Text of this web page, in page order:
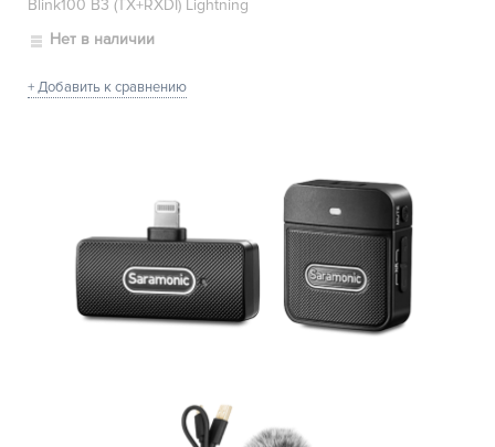
Blink100 B3 (TX+RXDI) Lightning
Нет в наличии
+ Добавить к сравнению